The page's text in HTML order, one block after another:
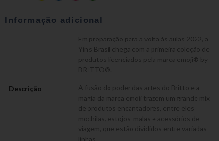
Informação adicional
Descrição
Em preparação para a volta às aulas 2022, a
Yin’s Brasil chega com a primeira coleção de
produtos licenciados pela marca emoji® by
BRITTO®.
A fusão do poder das artes do Britto e a
magia da marca emoji trazem um grande mix
de produtos encantadores, entre eles
mochilas, estojos, malas e acessórios de
viagem, que estão divididos entre variadas
linhas.